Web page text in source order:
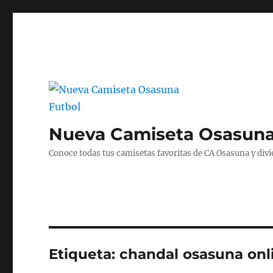
Nueva Camiseta
Conoce todas tus camisetas favoritas de CA Osasuna y
Etiqueta:chandal osasuna